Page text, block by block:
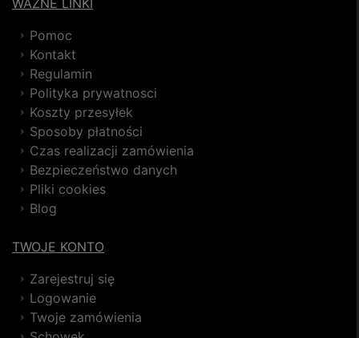
Pomoc
Kontakt
Regulamin
Polityka prywatnosci
Koszty przesyłek
Sposoby płatności
Czas realizacji zamówienia
Bezpieczeństwo danych
Pliki cookies
Blog
TWOJE KONTO
Zarejestruj się
Logowanie
Twoje zamówienia